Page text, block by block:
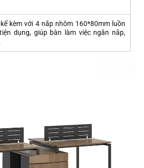
kèm với 4 nắp nhôm 160*80mm luồn
dụng, giúp bàn làm việc ngăn nắp,